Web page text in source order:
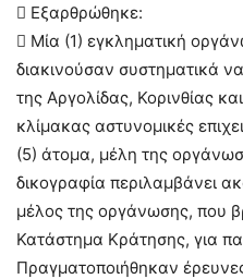
 Εξαρθρώθηκε:
 Μία (1) εγκληματική
διακινούσαν συστηματικά
της Αργολίδας, Κορινθίας
κλίμακας αστυνομικές
(5) άτομα, μέλη της
δικογραφία περιλαμβάνει
μέλος της οργάνωσης, που
Κατάστημα Κράτησης, για
Πραγματοποιήθηκαν